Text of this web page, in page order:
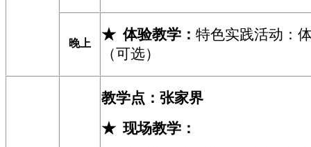
晚上
★ 体验教学： 特色实践活动：
（可选）
教学点： 张家界
★ 现场教学 ：